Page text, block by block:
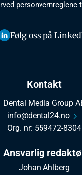
Kontakt
Dental Media Group
info@dental24.no
Org. nr: 559472-8304
Ansvarlig
Johan Ahlberg
personvernreglene
Følg oss på